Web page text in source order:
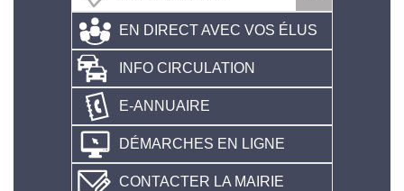
EN DIRECT AVEC VOS ÉLUS
INFO CIRCULATION
E-ANNUAIRE
DÉMARCHES EN LIGNE
CONTACTER LA MAIRIE